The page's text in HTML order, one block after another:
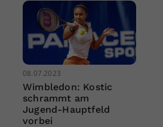
08.07.2023
Wimbledon: Kostic
schrammt am
Jugend-Hauptfeld
vorbei